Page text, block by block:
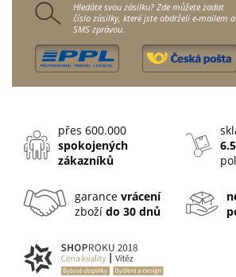
Hledáte svou zásilku? Zde můžete zadat
číslo zásilky, které jste obdrželi e-mailem a
SMS zprávou.
přes 600.000
spokojených
zákazníků
garancevrácení
zbožído 30 dnů